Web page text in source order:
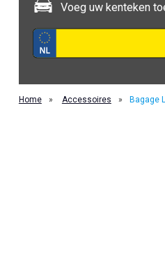
Voeg uw kenteken
Home » Accessoires » Bagage